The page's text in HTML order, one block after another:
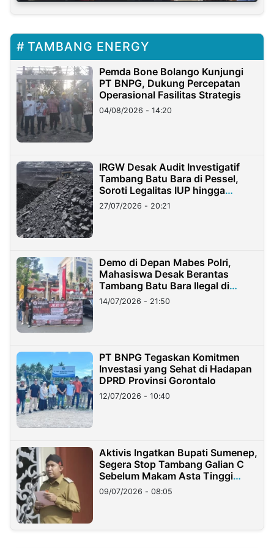
TAMBANG ENERGY
Pemda Bone Bolango Kunjungi
PT BNPG, Dukung Percepatan
Operasional Fasilitas Strategis
04/08/2026 - 14:20
IRGW Desak Audit Investigatif
Tambang Batu Bara di Pessel,
Soroti Legalitas IUP hingga
Stockpile
27/07/2026 - 20:21
Demo di Depan Mabes Polri,
Mahasiswa Desak Berantas
Tambang Batu Bara Ilegal di
Lampung
14/07/2026 - 21:50
PT BNPG Tegaskan Komitmen
Investasi yang Sehat di Hadapan
DPRD Provinsi Gorontalo
12/07/2026 - 10:40
Aktivis Ingatkan Bupati Sumenep,
Segera Stop Tambang Galian C
Sebelum Makam Asta Tinggi
Longsor
09/07/2026 - 08:05